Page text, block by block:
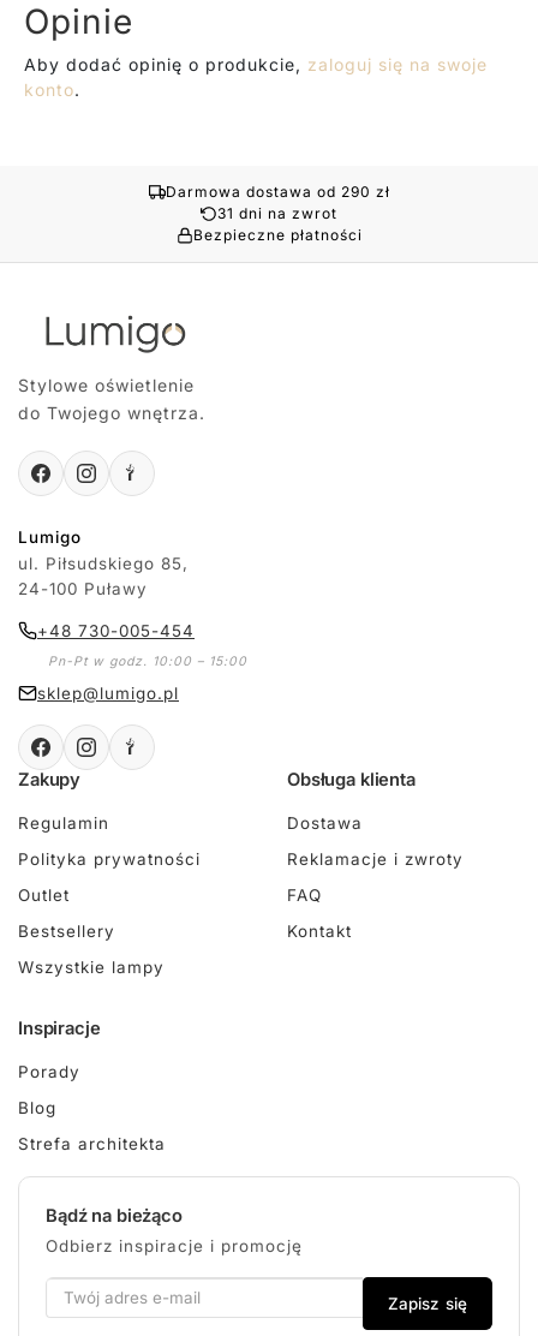
Opinie
Aby dodać opinię o produkcie, zaloguj się na swoje
konto.
Darmowa dostawa od 290 zł
31 dni na zwrot
Bezpieczne płatności
Stylowe oświetlenie
do Twojego wnętrza.
Lumigo
ul. Piłsudskiego 85,
24-100 Puławy
+48 730-005-454
Pn-Pt w godz. 10:00 – 15:00
sklep@lumigo.pl
Zakupy
Regulamin
Polityka prywatności
Outlet
Bestsellery
Wszystkie lampy
Obsługa klienta
Dostawa
Reklamacje i zwroty
FAQ
Kontakt
Inspiracje
Porady
Blog
Strefa architekta
Bądź na bieżąco
Odbierz inspiracje i promocję
Zapisz się